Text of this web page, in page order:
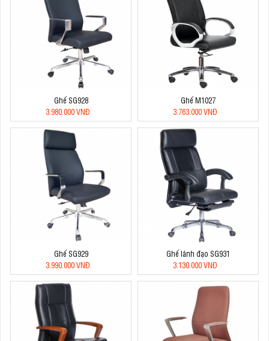
Ghế SG928
3.980.000 VNĐ
Ghế M1027
3.763.000 VNĐ
Ghế SG929
3.990.000 VNĐ
Ghế lãnh đạo SG931
3.130.000 VNĐ